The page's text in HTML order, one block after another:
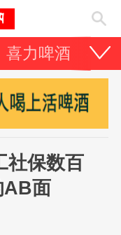
喜力啤酒 嘉
社保数百
AB面